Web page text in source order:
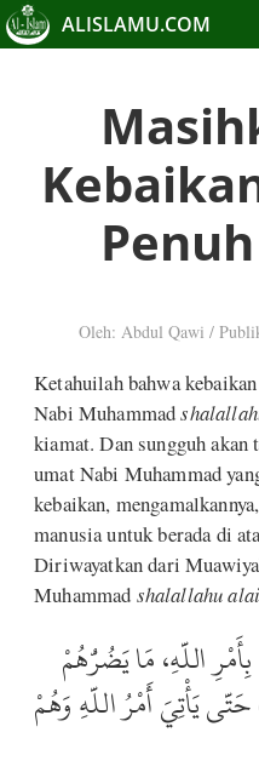
ALISLAMU.COM
Oleh: Abdul Qawi /
Ketahuilah bahwa
Nabi Muhammad
kiamat. Dan sungguh akan
umat Nabi Muhammad
kebaikan,
manusia untuk berada di
Diriwayatkan dari
Muhammad shalallahu
اللَّهِ، مَا يَضُرُّهُمْ
يَأْتِيَ أَمْرُ اللَّهِ وَهُمْ